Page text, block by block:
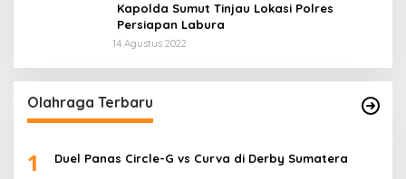
Kapolda Sumut Tinjau Lokasi Polres
Persiapan Labura
14 Agustus 2022
Olahraga Terbaru
1 Duel Panas Circle-G vs Curva di Derby Sumatera